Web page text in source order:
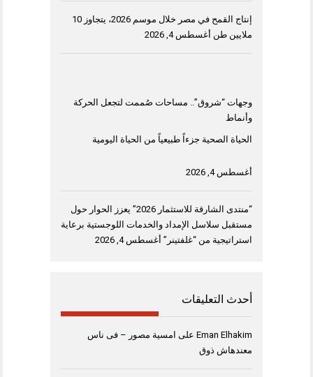
إنتاج القمح في مصر خلال موسم 2026، يتجاوز 10
ملايين طن أغسطس 4, 2026
وجهات “شروق”.. مساحات صُممت لتجعل الحركة
وأنماط
الحياة الصحية جزءاً طبيعياً من الحياة اليومية
أغسطس 4, 2026
“منتدى الشارقة للاستثمار 2026” يعزز الحوار حول
مستقبل سلاسل الإمداد والخدمات اللوجستية برعاية
استراتيجية من “غلفتينر” أغسطس 4, 2026
أحدث التعليقات
Eman Elhakim على امسية مصور – فى ناس
معندهاش ذوق